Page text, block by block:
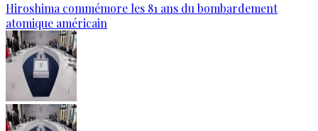
Hiroshima commémore les 81 ans du bombardement
atomique américain